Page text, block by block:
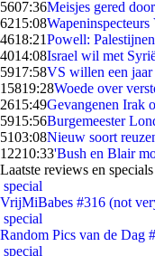
5607:36Meisjes gered
6215:08
4618:21Powell:
4014:08Israel wil met
5917:58VS willen een
15819:28Woede over
2615:49Gevangenen Irak
5915:56Burgemeester
5103:08Nieuw soort
12210:33'Bush en Blair
Laatste reviews en specials
special
VrijMiBabes #316 (not
special
Random Pics van de Dag
special